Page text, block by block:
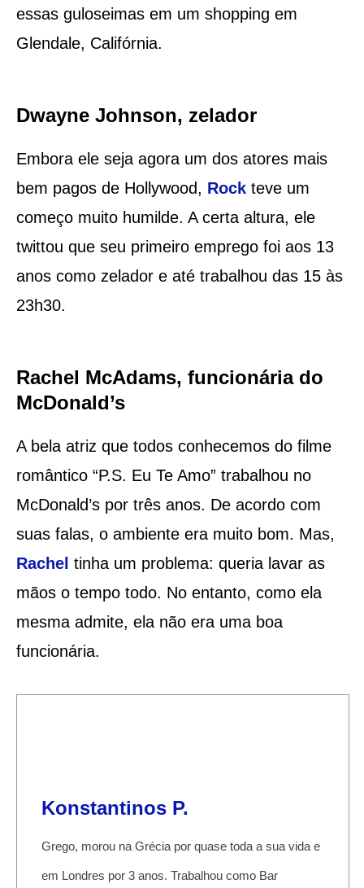
essas guloseimas em um shopping em
Glendale, Califórnia.
Dwayne Johnson, zelador
Embora ele seja agora um dos atores mais
bem pagos de Hollywood, Rockteve um
começo muito humilde. A certa altura, ele
twittou que seu primeiro emprego foi aos 13
anos como zelador e até trabalhou das 15 às
23h30.
Rachel McAdams, funcionária do
McDonald’s
A bela atriz que todos conhecemos do filme
romântico “P.S. Eu Te Amo” trabalhou no
McDonald’s por três anos. De acordo com
suas falas, o ambiente era muito bom. Mas,
Rachel tinha um problema: queria lavar as
mãos o tempo todo. No entanto, como ela
mesma admite, ela não era uma boa
funcionária.
Konstantinos P.
Grego, morou na Grécia por quase toda a sua vida e
em Londres por 3 anos. Trabalhou como Bar